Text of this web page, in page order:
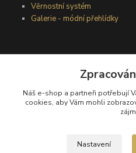
Věrnostní systém
Galerie - módní přehlídky
Obchodní podmínky
Ochrana osobních údajů
Kontakty
Reklamační řád
Náš e-shop a partneři potřebují
cookies, aby Vám mohli
Nastavení